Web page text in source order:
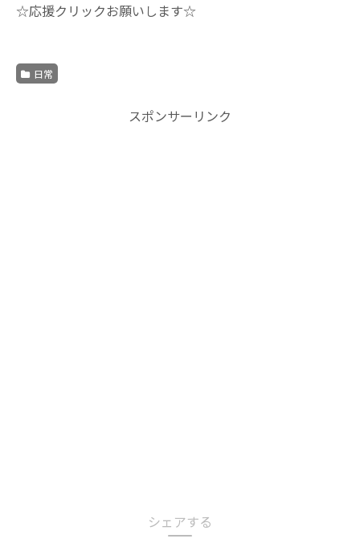
☆応援クリックお願いします☆
日常
スポンサーリンク
シェアする